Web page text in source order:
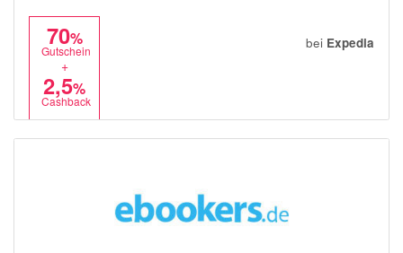
70%
Gutschein
+
2,5%
Cashback
bei Expedia